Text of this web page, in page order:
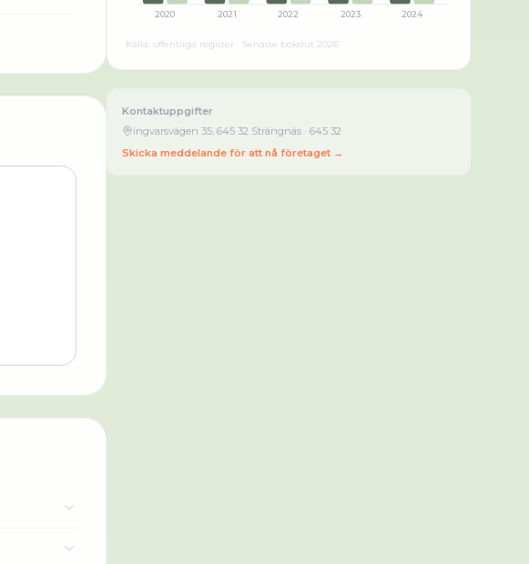
2020 2021 2022 2023 2024
Källa: offentliga register · Senaste bokslut 2026
Kontaktuppgifter
ingvarsvägen 35, 645 32 Strängnäs · 645 32
Skicka meddelande för att nå företaget →